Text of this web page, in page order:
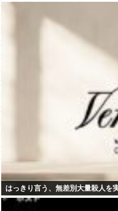
はっきり言う、無差別大量殺人を